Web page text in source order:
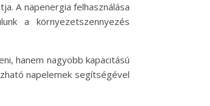
A napenergia felhasználása
a környezetszennyezés
hanem nagyobb kapacitású
napelemek segítségével